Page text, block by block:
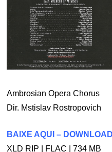
Ambrosian Opera Chorus
Dir. Mstislav Rostropovich
BAIXE AQUI –
XLD RIP | FLAC | 734 MB